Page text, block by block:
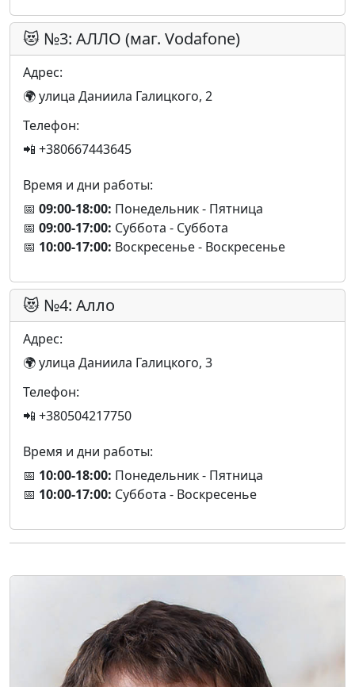
😻 №3: АЛЛО (маг. Vodafone)
Адрес:
🌍 улица Даниила Галицкого, 2
Телефон:
📲 +380667443645
Время и дни работы:
📅 09:00-18:00: Понедельник - Пятница
📅 09:00-17:00: Суббота - Суббота
📅 10:00-17:00: Воскресенье - Воскресенье
😻 №4: Алло
Адрес:
🌍 улица Даниила Галицкого, 3
Телефон:
📲 +380504217750
Время и дни работы:
📅 10:00-18:00: Понедельник - Пятница
📅 10:00-17:00: Суббота - Воскресенье